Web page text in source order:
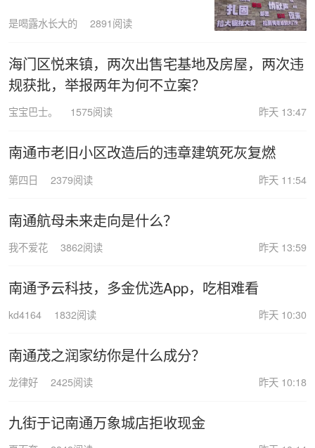
是喝露水长大的 2891阅读
海门区悦来镇，两次出售宅基地及房屋，两次违
规获批，举报两年为何不立案？
昨天 13:47
宝宝巴士。 1575阅读
南通市老旧小区改造后的违章建筑死灰复燃
昨天 11:54
第四日 2379阅读
南通航母未来走向是什么？
昨天 13:59
我不爱花 3862阅读
南通予云科技，多金优选App，吃相难看
昨天 10:30
kd4164 1832阅读
南通茂之润家纺你是什么成分？
昨天 10:18
龙律好 2425阅读
九街于记南通万象城店拒收现金